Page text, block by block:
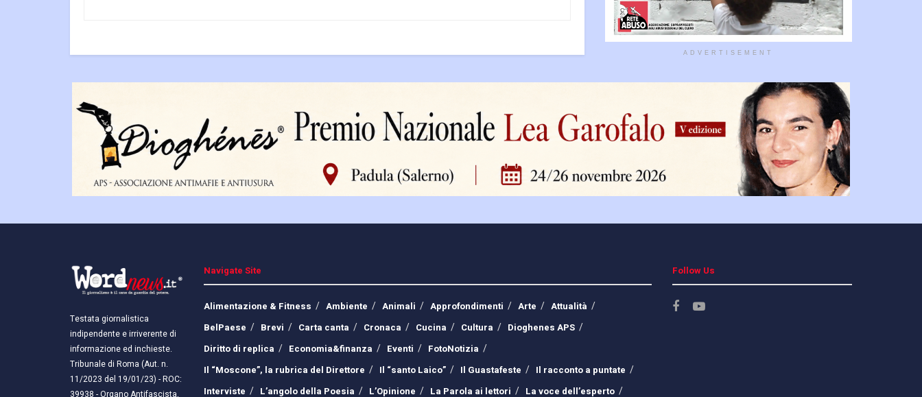
ADVERTISEMENT
Testata giornalistica
indipendente e irriverente di
informazione ed inchieste.
Tribunale di Roma (Aut. n.
11/2023 del 19/01/23) - ROC:
39938 - Organo Antifascista,
Navigate Site
Alimentazione & Fitness Ambiente Animali Approfondimenti Arte
Attualità
BelPaese
Brevi Carta canta Cronaca Cucina Cultura
Dioghenes APS
Diritto di replica
Economia&finanza Eventi
FotoNotizia
Il “Moscone”, la rubrica del Direttore
Il “santo Laico” Il Guastafeste
Il racconto a puntate
Interviste
L’angolo della Poesia L’Opinione La Parola ai lettori La voce dell’esperto
Follow Us